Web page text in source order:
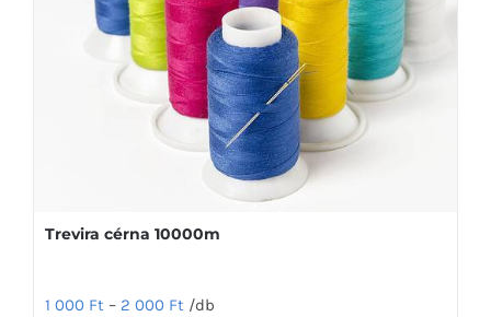
változatok
termékoldalon
Trevira cérna 10000m
1 000 Ft – 2 000 Ft /db